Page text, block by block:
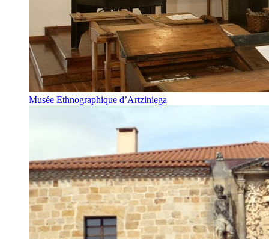
Musée Ethnographique d’Artziniega